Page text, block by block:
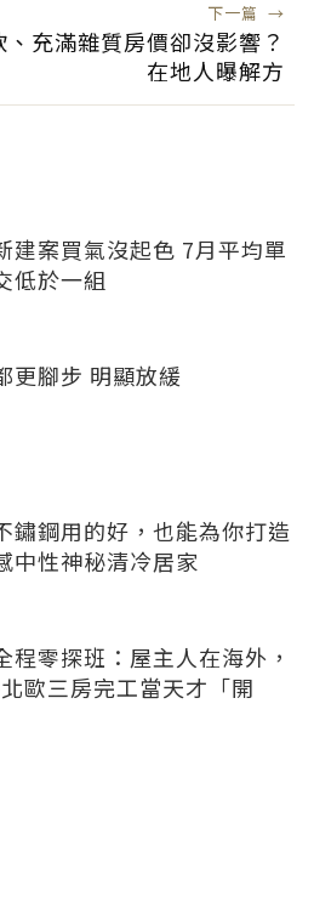
下一篇 →
充滿雜質房價卻沒影響？
在地人曝解方
建案買氣沒起色 7月平均單
低於一組
更腳步 明顯放緩
鏽鋼用的好，也能為你打造
中性神秘清冷居家
程零探班：屋主人在海外，
歐三房完工當天才「開